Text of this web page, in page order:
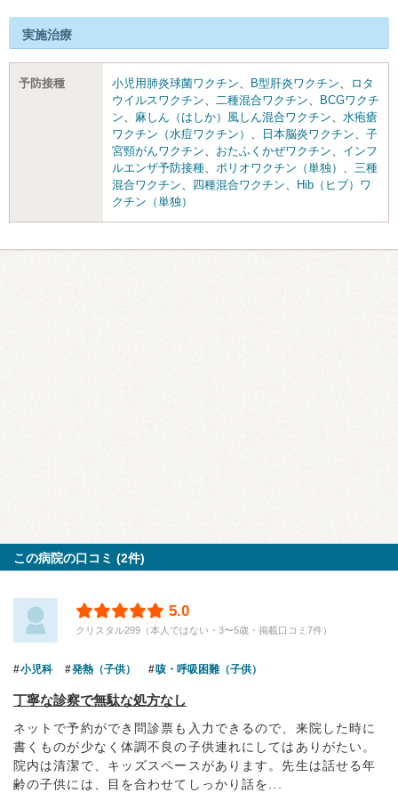
実施治療
予防接種 小児用肺炎球菌ワクチン、 B型肝炎ワクチン、
ロタ
ウイルスワクチン、 二種混合ワクチン、
BCGワクチ
ン、 麻しん（はしか）風しん混合ワクチン、 水疱瘡
ワクチン（水痘ワクチン） 、 日本脳炎ワクチン、 子
宮頸がんワクチン、 おたふくかぜワクチン、 インフ
ルエンザ予防接種、 ポリオワクチン（単独） 、 三種
混合ワクチン、 四種混合ワクチン、
Hib（ヒブ）ワ
クチン（単独）
この病院の口コミ (2件)
5.0
クリスタル299（本人ではない・3〜5歳・掲載口コミ7件）
小児科 発熱（子供） 咳・呼吸困難（子供）
丁寧な診察で無駄な処方なし
ネットで予約ができ問診票も入力できるので、来院した時に
書くものが少なく体調不良の子供連れにしてはありがたい。
院内は清潔で、キッズスペースがあります。先生は話せる年
齢の子供には、目を合わせてしっかり話を...